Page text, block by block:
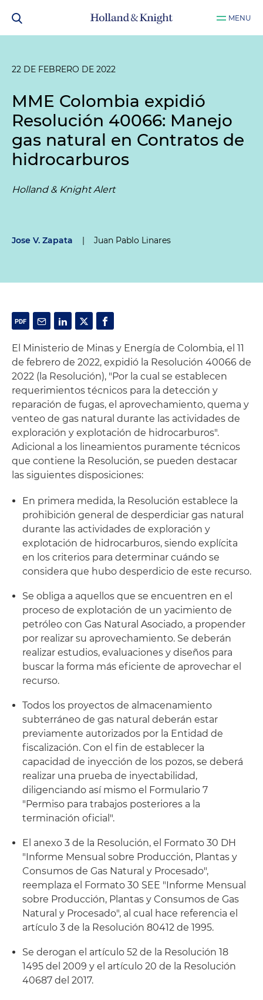
MENU
22 DE FEBRERO DE 2022
MME Colombia expidió
Resolución 40066: Manejo
gas natural en Contratos de
hidrocarburos
Holland & Knight Alert
Jose V. Zapata | Juan Pablo Linares
El Ministerio de Minas y Energía de Colombia, el 11
de febrero de 2022, expidió la Resolución 40066 de
2022 (la Resolución), "Por la cual se establecen
requerimientos técnicos para la detección y
reparación de fugas, el aprovechamiento, quema y
venteo de gas natural durante las actividades de
exploración y explotación de hidrocarburos".
Adicional a los lineamientos puramente técnicos
que contiene la Resolución, se pueden destacar
las siguientes disposiciones:
En primera medida, la Resolución establece la
prohibición general de desperdiciar gas natural
durante las actividades de exploración y
explotación de hidrocarburos, siendo explícita
en los criterios para determinar cuándo se
considera que hubo desperdicio de este recurso.
Se obliga a aquellos que se encuentren en el
proceso de explotación de un yacimiento de
petróleo con Gas Natural Asociado, a propender
por realizar su aprovechamiento. Se deberán
realizar estudios, evaluaciones y diseños para
buscar la forma más eficiente de aprovechar el
recurso.
Todos los proyectos de almacenamiento
subterráneo de gas natural deberán estar
previamente autorizados por la Entidad de
fiscalización. Con el fin de establecer la
capacidad de inyección de los pozos, se deberá
realizar una prueba de inyectabilidad,
diligenciando así mismo el Formulario 7
"Permiso para trabajos posteriores a la
terminación oficial".
El anexo 3 de la Resolución, el Formato 30 DH
"Informe Mensual sobre Producción, Plantas y
Consumos de Gas Natural y Procesado",
reemplaza el Formato 30 SEE "Informe Mensual
sobre Producción, Plantas y Consumos de Gas
Natural y Procesado", al cual hace referencia el
artículo 3 de la Resolución 80412 de 1995.
Se derogan el artículo 52 de la Resolución 18
1495 del 2009 y el artículo 20 de la Resolución
40687 del 2017.